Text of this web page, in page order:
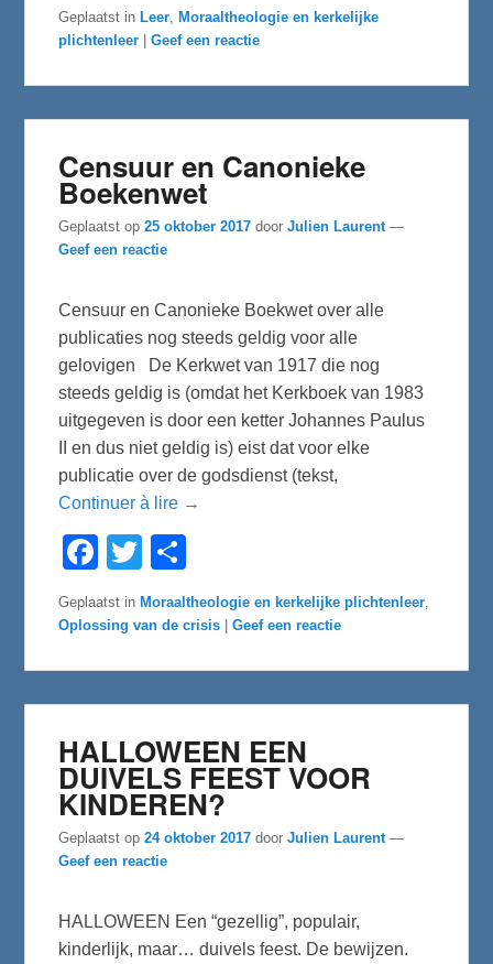
e
b
o
k
t
t
e
e
n
Geplaatst in Leer, Moraaltheologie en kerkelijke
plichtenleer
|Geef een reactie
Censuur en Canonieke
Boekenwet
Geplaatst op25 oktober 2017 doorJulien Laurent —
Geef een reactie
Censuur en Canonieke Boekwet over alle
publicaties nog steeds geldig voor alle
gelovigen De Kerkwet van 1917 die nog
steeds geldig is (omdat het Kerkboek van 1983
uitgegeven is door een ketter Johannes Paulus
II en dus niet geldig is) eist dat voor elke
publicatie over de godsdienst (tekst,
Continuer à lire →
F
e
b
o
k
T
t
t
e
e
n
Geplaatst in Moraaltheologie en kerkelijke plichtenleer,
Oplossing van de crisis
|Geef een reactie
HALLOWEEN EEN
DUIVELS FEEST VOOR
KINDEREN?
Geplaatst op24 oktober 2017 doorJulien Laurent —
Geef een reactie
HALLOWEEN Een “gezellig”, populair,
kinderlijk, maar… duivels feest. De bewijzen.